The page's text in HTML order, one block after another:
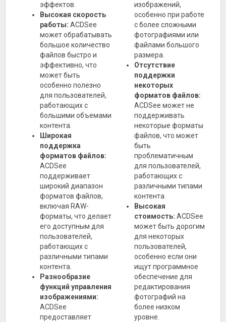
эффектов.
Высокая скорость
работы: ACDSee
может обрабатывать
большое количество
файлов быстро и
эффективно, что
может быть
особенно полезно
для пользователей,
работающих с
большими объемами
контента.
Широкая
поддержка
форматов файлов:
ACDSee
поддерживает
широкий диапазон
форматов файлов,
включая RAW-
форматы, что делает
его доступным для
пользователей,
работающих с
различными типами
контента.
Разнообразие
функций управления
изображениями:
ACDSee
предоставляет
изображений,
особенно при работе
с более сложными
фотографиями или
файлами большого
размера.
Отсутствие
поддержки
некоторых
форматов файлов:
ACDSee может не
поддерживать
некоторые форматы
файлов, что может
быть
проблематичным
для пользователей,
работающих с
различными типами
контента.
Высокая
стоимость: ACDSee
может быть дорогим
для некоторых
пользователей,
особенно если они
ищут программное
обеспечение для
редактирования
фотографий на
более низком
уровне.